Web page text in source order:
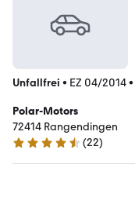
Unfallfrei • EZ 04/2014•
Polar-Motors
72414 Rangendingen
4.5 Sterne
(22)